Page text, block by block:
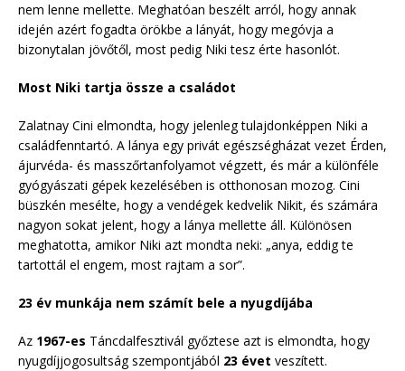
nem lenne mellette. Meghatóan beszélt arról, hogy annak
idején azért fogadta örökbe a lányát, hogy megóvja a
bizonytalan jövőtől, most pedig Niki tesz érte hasonlót.
Most Niki tartja össze a családot
Zalatnay Cini elmondta, hogy jelenleg tulajdonképpen Niki a
családfenntartó. A lánya egy privát egészségházat vezet Érden,
ájurvéda- és masszőrtanfolyamot végzett, és már a különféle
gyógyászati gépek kezelésében is otthonosan mozog. Cini
büszkén mesélte, hogy a vendégek kedvelik Nikit, és számára
nagyon sokat jelent, hogy a lánya mellette áll. Különösen
meghatotta, amikor Niki azt mondta neki: „anya, eddig te
tartottál el engem, most rajtam a sor”.
23 év munkája nem számít bele a nyugdíjába
Az 1967-es Táncdalfesztivál győztese azt is elmondta, hogy
nyugdíjjogosultság szempontjából 23 évet veszített.